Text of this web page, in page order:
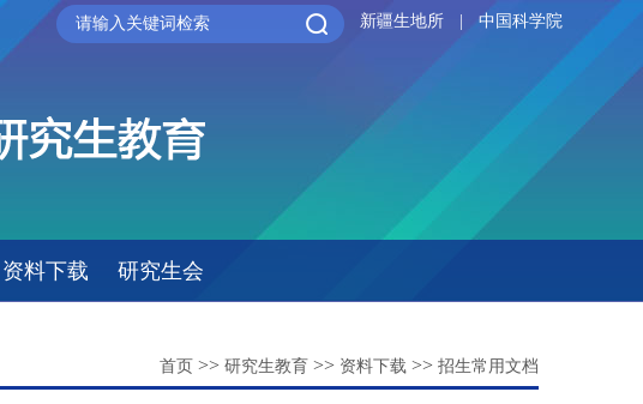
新疆生地所 中国科学院
资料下载 研究生会
首页 >> 研究生教育 >> 资料下载 >> 招生常用文档